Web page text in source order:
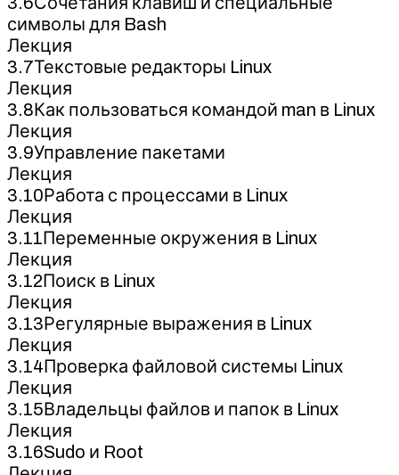
символы для Bash
Лекция
3.7Текстовые редакторы Linux
Лекция
3.8Как пользоваться командой man в Linux
Лекция
3.9Управление пакетами
Лекция
3.10Работа с процессами в Linux
Лекция
3.11Переменные окружения в Linux
Лекция
3.12Поиск в Linux
Лекция
3.13Регулярные выражения в Linux
Лекция
3.14Проверка файловой системы Linux
Лекция
3.15Владельцы файлов и папок в Linux
Лекция
3.16Sudo и Root